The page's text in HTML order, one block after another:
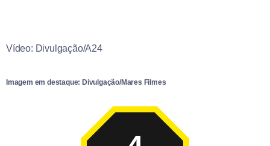
Vídeo: Divulgação/A24
Imagem em destaque: Divulgação/Mares Filmes